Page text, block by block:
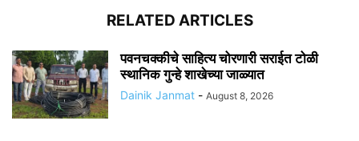
RELATED ARTICLES
पवनचक्कीचे साहित्य चोरणारी सराईत टोळी
स्थानिक गुन्हे शाखेच्या जाळ्यात
Dainik Janmat - August 8, 2026